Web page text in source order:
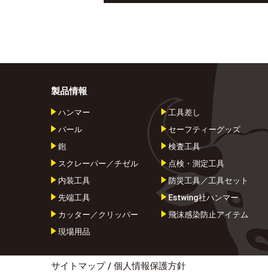
製品情報
ハンマー
バール
鉋
スクレーパー／チゼル
内装工具
先端工具
カッター／クリッパー
現場用品
工具差し
セーフティーグッズ
検査工具
点検・測定工具
防災工具／工具セット
Estwing社ハンマー
飛沫感染防止アイテム
サイトマップ 個人情報保護方針